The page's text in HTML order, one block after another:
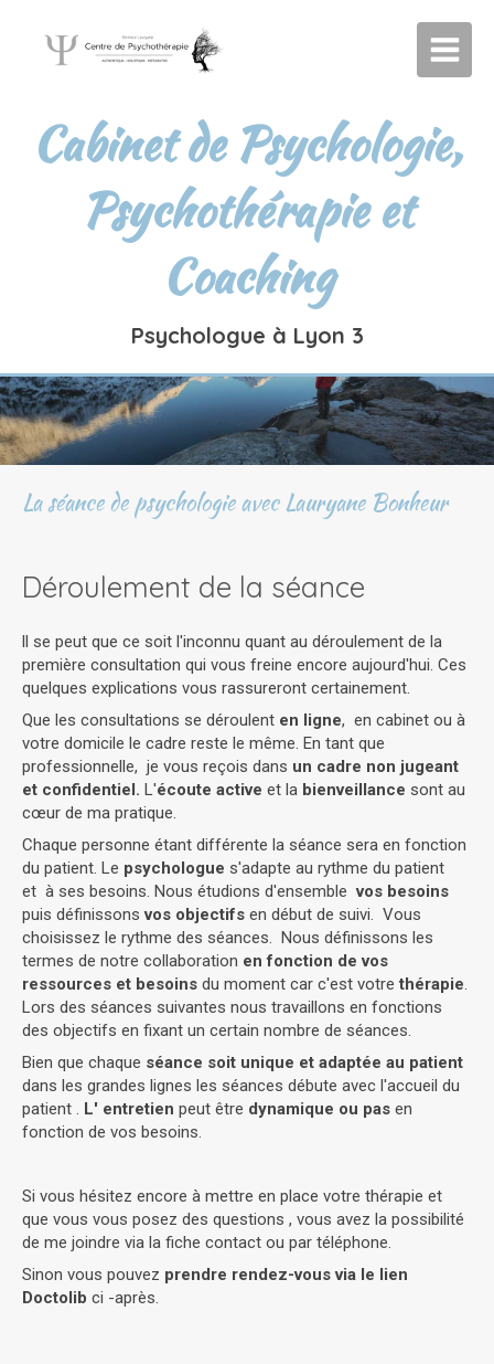
Cabinet de Psychologie,
Psychothérapie et
Coaching
Psychologue à Lyon 3
La séance de psychologie avec Lauryane Bonheur
Déroulement de la séance
ll se peut que ce soit l'inconnu quant au déroulement de la
première consultation qui vous freine encore aujourd'hui. Ces
quelques explications vous rassureront certainement.
Que les consultations se déroulent en ligne, en cabinet ou à
votre domicile le cadre reste le même. En tant que
professionnelle, je vous reçois dans un cadre non jugeant
et confidentiel. L'écoute active et la bienveillance sont au
cœur de ma pratique.
Chaque personne étant différente la séance sera en fonction
du patient. Le psychologue s'adapte au rythme du patient
et à ses besoins. Nous étudions d'ensemble vos besoins
puis définissonsvos objectifs en début de suivi. Vous
choisissez le rythme des séances. Nous définissons les
termes de notre collaboration en fonction de vos
ressources et besoins du moment car c'est votrethérapie.
Lors des séances suivantes nous travaillons en fonctions
des objectifs en fixant un certain nombre de séances.
Bien que chaque séance soit unique et adaptée au patient
dans les grandes lignes les séances débute avec l'accueil du
patient . L' entretien peut être dynamique ou pas en
fonction de vos besoins.
Si vous hésitez encore à mettre en place votre thérapie et
que vous vous posez des questions , vous avez la possibilité
de me joindre via la fiche contact ou par téléphone.
Sinon vous pouvez prendre rendez-vous via le lien
Doctolib ci -après.